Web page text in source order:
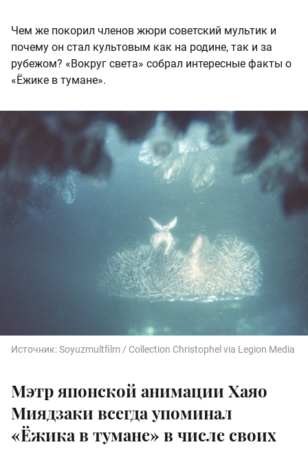
Чем же покорил членов жюри советский мультик и
почему он стал культовым как на родине, так и за
рубежом? «Вокруг света» собрал интересные факты о
«Ёжике в тумане».
Источник:Soyuzmultfilm / Collection Christophel via Legion Media
Мэтр японской анимации Хаяо
Миядзаки всегда упоминал
«Ёжика в тумане» в числе своих